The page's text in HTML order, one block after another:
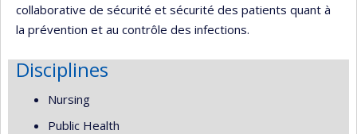
collaborative de sécurité et sécurité des patients quant à
la prévention et au contrôle des infections.
Disciplines
Nursing
Public Health